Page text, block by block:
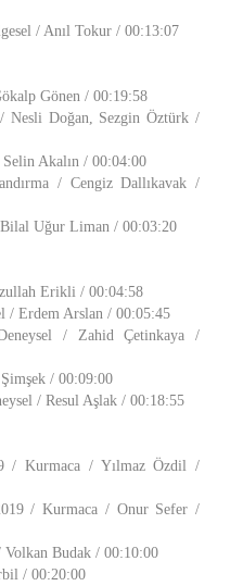
/ Anıl Tokur / 00:13:07
Gönen / 00:19:58
Nesli Doğan, Sezgin Öztürk /
Akalın / 00:04:00
/ Cengiz Dallıkavak /
Uğur Liman / 00:03:20
Erikli / 00:04:58
/ Erdem Arslan / 00:05:45
/ Zahid Çetinkaya /
/ 00:09:00
/ Resul Aşlak / 00:18:55
/ Kurmaca / Yılmaz Özdil /
/ Kurmaca / Onur Sefer /
Budak / 00:10:00
/ 00:20:00